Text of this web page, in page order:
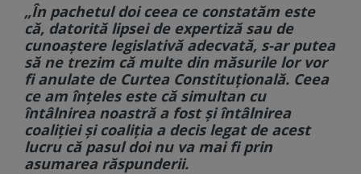
„În pachetul doi ceea ce constatăm este
că, datorită lipsei de expertiză sau de
cunoaştere legislativă adecvată, s-ar putea
să ne trezim că multe din măsurile lor vor
fi anulate de Curtea Constituţională. Ceea
ce am înţeles este că simultan cu
întâlnirea noastră a fost şi întâlnirea
coaliţiei şi coaliţia a decis legat de acest
lucru că pasul doi nu va mai fi prin
asumarea răspunderii.